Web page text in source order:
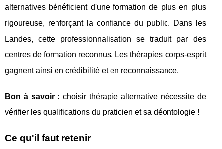
alternatives bénéficient d'une formation de plus en plus
rigoureuse, renforçant la confiance du public. Dans les
Landes, cette professionnalisation se traduit par des
centres de formation reconnus. Les thérapies corps-esprit
gagnent ainsi en crédibilité et en reconnaissance.
Bon à savoir : choisir thérapie alternative nécessite de
vérifier les qualifications du praticien et sa déontologie !
Ce qu'il faut retenir